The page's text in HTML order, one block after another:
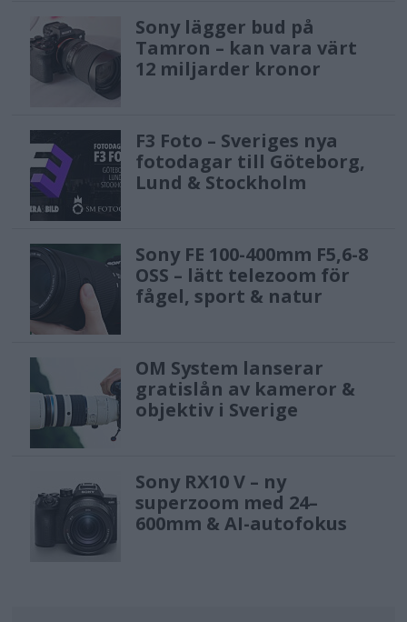
Sony lägger bud på
Tamron – kan vara värt
12 miljarder kronor
F3 Foto – Sveriges nya
fotodagar till Göteborg,
Lund & Stockholm
Sony FE 100-400mm F5,6-8
OSS – lätt telezoom för
fågel, sport & natur
OM System lanserar
gratislån av kameror &
objektiv i Sverige
Sony RX10 V – ny
superzoom med 24–
600mm & AI-autofokus